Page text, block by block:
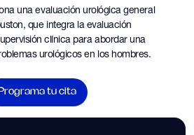
una evaluación urológica general
que integra la evaluación
clínica para abordar una
urológicos en los hombres.
Programa tu cita